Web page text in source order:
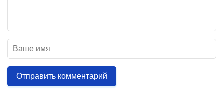
Отправить комментарий